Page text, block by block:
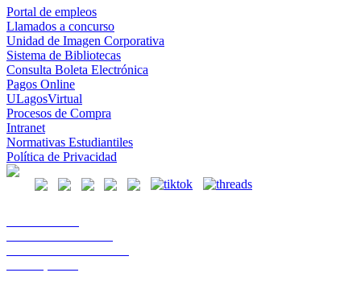
Portal de empleos
Llamados a concurso
Unidad de Imagen Corporativa
Sistema de Bibliotecas
Consulta Boleta Electrónica
Pagos Online
ULagosVirtual
Procesos de Compra
Intranet
Normativas Estudiantiles
Política de Privacidad